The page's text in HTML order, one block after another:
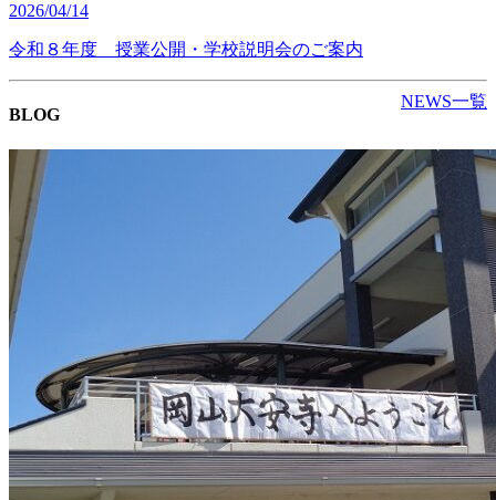
2026/04/14
令和８年度 授業公開・学校説明会のご案内
NEWS一覧
BLOG